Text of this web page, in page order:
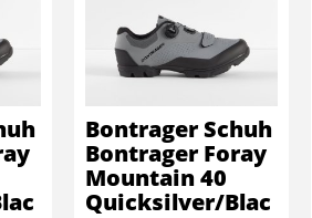
Bontrager Schuh
Bontrager Foray
Mountain 40
Quicksilver/Blac